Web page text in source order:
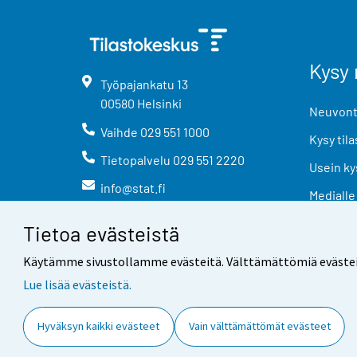
Tietoa evästeistä
Käytämme sivustollamme evästeitä. Välttämättömiä
Lue lisää evästeistä.
Hyväksyn kaikki evästeet Vain välttämättömät evästeet
Työpajankatu 13
00580 Helsinki
Vaihde 029 551 1000
Tietopalvelu 029 551 2220
info@stat.fi
Kysy
Usein
Medialle
Yhteystiedot Palaute